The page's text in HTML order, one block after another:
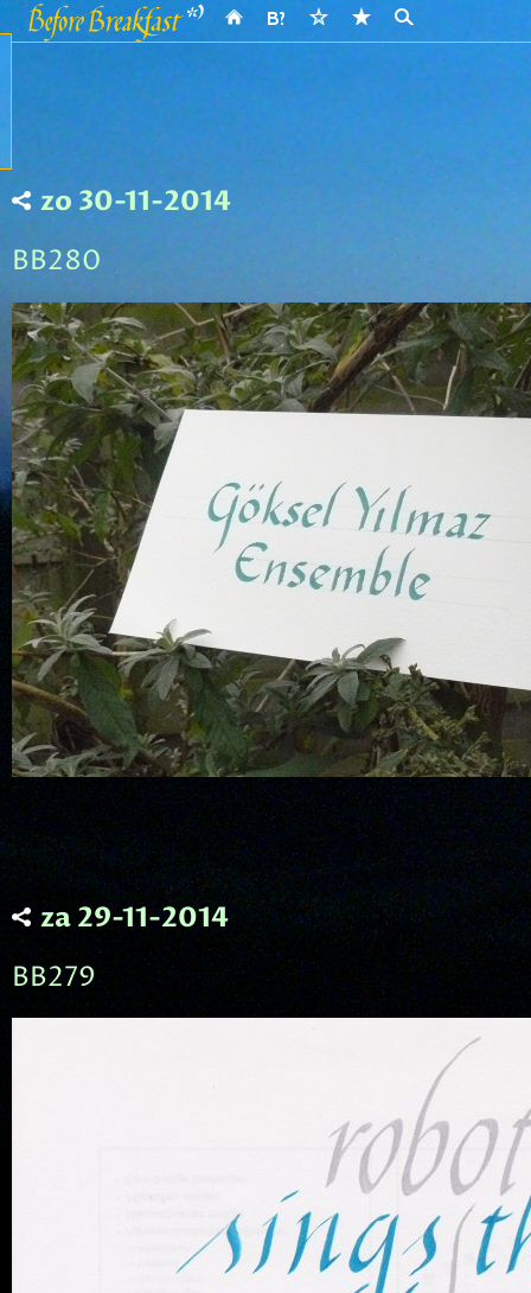
zo 30-11-2014
BB280
za 29-11-2014
BB279